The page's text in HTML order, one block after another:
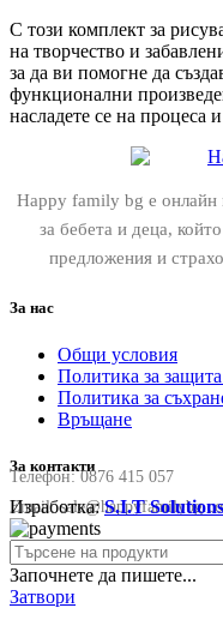
С този комплект за
на творчество и
за да ви помогне да
функционални
насладете се на процеса
Happy family bg е онлайн
за бебета и деца,
предложения и
За нас
Общи условия
Политика за
Политика за
Връщане
За контакти
Телефон:0876 415 057
Email:
Изработка:S.I.T
Започнете да пишете...
Затвори